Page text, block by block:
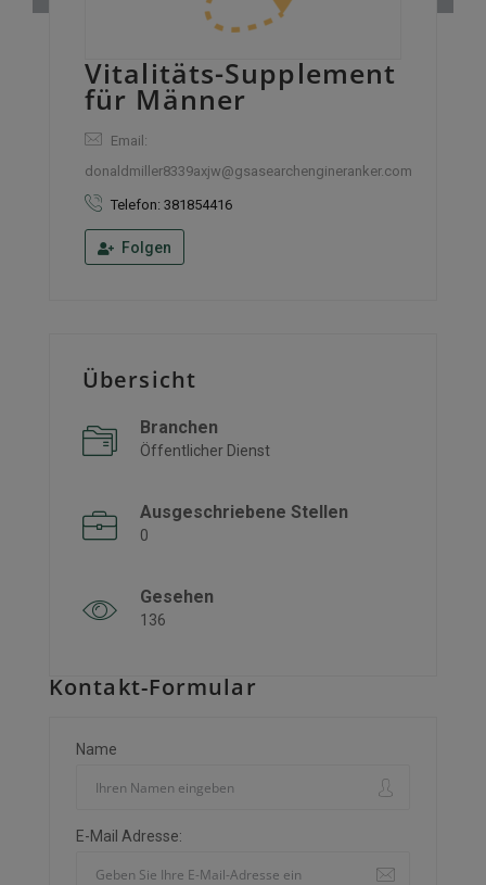
Vitalitäts-Supplement
für Männer
Email:
donaldmiller8339axjw@gsasearchengineranker.com
Telefon: 381854416
Folgen
Übersicht
Branchen
Öffentlicher Dienst
Ausgeschriebene Stellen
0
Gesehen
136
Kontakt-Formular
Name
E-Mail Adresse: